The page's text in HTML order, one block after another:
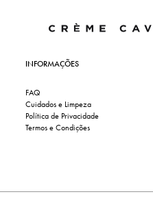
INFORMAÇÕES
FAQ
Cuidados e Limpeza
Política de Privacidade
Termos e Condições